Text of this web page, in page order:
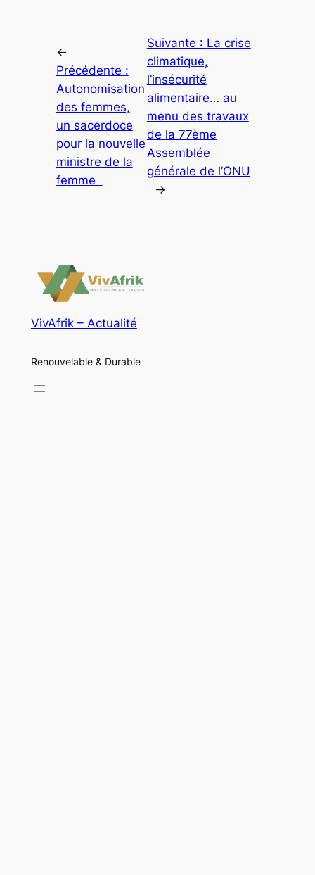
←
Précédente :
Autonomisation
des femmes,
un sacerdoce
pour la nouvelle
ministre de la
femme
Suivante : La crise
climatique,
l’insécurité
alimentaire… au
menu des travaux
de la 77ème
Assemblée
générale de l’ONU
→
VivAfrik – Actualité
Renouvelable & Durable